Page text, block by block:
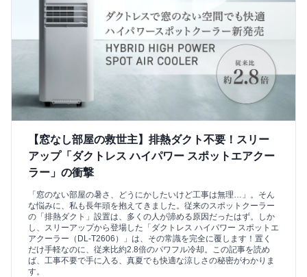
【窓なし部屋の救世主】排熱ダクト不要！スリー
アップ「ダクトレス ハイパワー スポットエアクー
ラー」の衝撃
「窓のない部屋の暑さ、どうにかしたいけど工事は無理…」。そん
な悩みに、私も長年頭を抱えてきました。従来のスポットクーラー
の「排熱ダクト」設置は、多くの人が諦める原因だったはず。しか
し、スリーアップから登場した「ダクトレス ハイパワー スポットエ
アクーラー（DL-T2606）」は、その常識を完全に覆します！置く
だけ手軽なのに、従来比約2.8倍のパワフル冷却。この記事を読め
ば、工事不要で手に入る、真夏でも快適な涼しさの秘密がわかりま
す。